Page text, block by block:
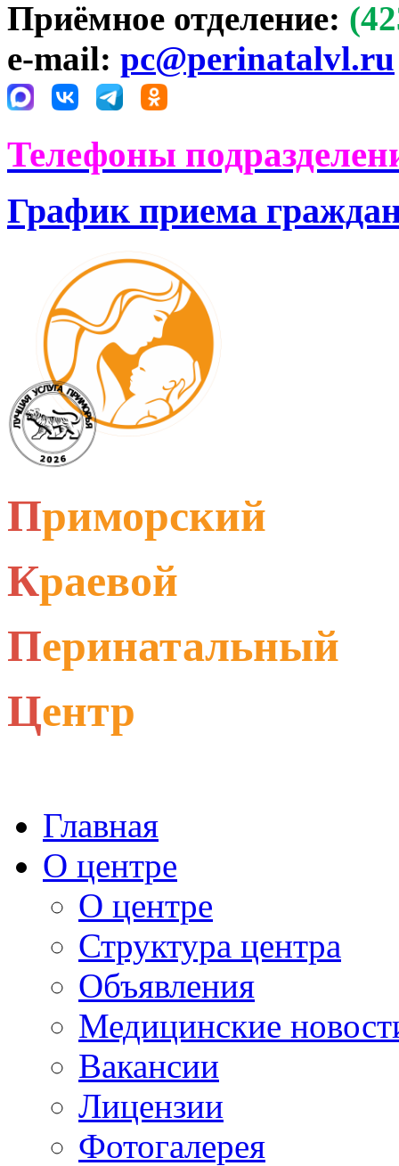
Приёмное отделение:
e-mail: pc@perinatalvl.ru
Телефоны
График приема
Приморский
Краевой
Перинатальный
Центр
Главная
О центре
О центре
Структура центра
Объявления
Медицинские
Вакансии
Лицензии
Фотогалерея